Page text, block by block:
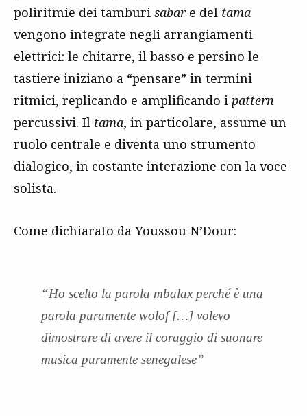
poliritmie dei tamburi sabare del tama
vengono integrate negli arrangiamenti
elettrici: le chitarre, il basso e persino le
tastiere iniziano a “pensare” in termini
ritmici, replicando e amplificando i pattern
percussivi. Il tama, in particolare, assume un
ruolo centrale e diventa uno strumento
dialogico, in costante interazione con la voce
solista.
Come dichiarato da Youssou N’Dour:
“Ho scelto la parola mbalax perché è una
parola puramente wolof […] volevo
dimostrare di avere il coraggio di suonare
musica puramente senegalese”